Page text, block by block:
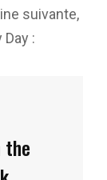
suivante,
: